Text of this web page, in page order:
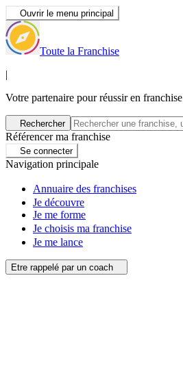
Ouvrir le menu principal
Toute la Franchise
|
Votre partenaire pour réussir en franchise
Rechercher
Référencer ma franchise
Se connecter
Navigation principale
Annuaire des franchises
Je découvre
Je me forme
Je choisis ma franchise
Je me lance
Etre rappelé par un coach